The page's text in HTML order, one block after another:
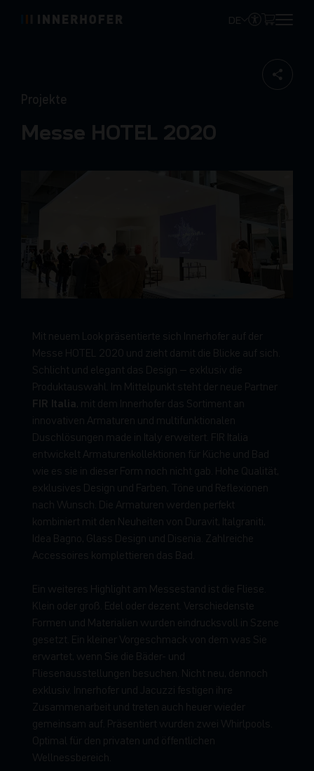
DE
Projekte
Messe HOTEL 2020
Mit neuem Look präsentierte sich Innerhofer auf der
Messe HOTEL 2020 und zieht damit die Blicke auf sich.
Schlicht und elegant das Design – exklusiv die
Produktauswahl. Im Mittelpunkt steht der neue Partner
FIR Italia, mit dem Innerhofer das Sortiment an
innovativen Armaturen und multifunktionalen
Duschlösungen made in Italy erweitert. FIR Italia
entwickelt Armaturenkollektionen für Küche und Bad
wie es sie in dieser Form noch nicht gab. Hohe Qualität,
exklusives Design und Farben, Töne und Reflexionen
nach Wunsch. Die Armaturen werden perfekt
kombiniert mit den Neuheiten von Duravit, Italgraniti,
Idea Bagno, Glass Design und Disenia. Zahlreiche
Accessoires komplettieren das Bad.
Ein weiteres Highlight am Messestand ist die Fliese.
Klein oder groß. Edel oder dezent. Verschiedenste
Formen und Materialien wurden eindrucksvoll in Szene
gesetzt. Ein kleiner Vorgeschmack von dem was Sie
erwartet, wenn Sie die Bäder- und
Fliesenausstellungen besuchen. Nicht neu, dennoch
exklusiv. Innerhofer und Jacuzzi festigen ihre
Zusammenarbeit und treten auch heuer wieder
gemeinsam auf. Präsentiert wurden zwei Whirlpools.
Optimal für den privaten und öffentlichen
Wellnessbereich.